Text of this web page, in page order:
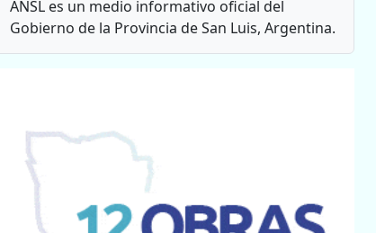
ANSL es un medio informativo oficial del
Gobierno de la Provincia de San Luis, Argentina.